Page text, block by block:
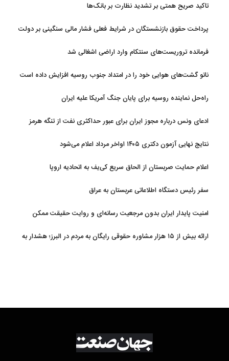
تاکید صریح همتی بر تشدید نظارت بر بانک‌ها
پرداخت حقوق بازنشستگان در شرایط فعلی فشار مالی سنگینی بر دولت
فرمانده تروریست‌های سنتکام وارد اراضی اشغالی شد
ناتو گشت‌های هوایی خود را در امتداد جنوب روسیه افزایش داده است
راه‌حل نماینده روسیه برای پایان جنگ آمریکا علیه ایران
ادعای ونس درباره مجوز ایران برای عبور حداکثری نفت از تنگه هرمز
نتایج نهایی آزمون دکتری ۱۴۰۵ اواخر مرداد اعلام می‌شود
اعلام حمایت صربستان از الحاق سریع کی‌یف به اتحادیه اروپا
سفر رئیس دستگاه اطلاعاتی عربستان به عراق
امنیت پایدار ایران بدون مرجعیت رسانه‌ای و روایت حقیقت ممکن
ارائه بیش از ۱۵ هزار مشاوره حقوقی رایگان به مردم در البرز؛ هشدار به